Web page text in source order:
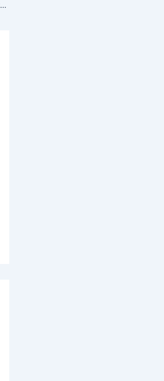
L’histoire des mots « idiot », « crétin » et « débile » : de la médecine à l’insulte